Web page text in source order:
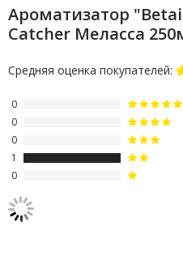
Ароматизатор
Catcher Меласса
Средняя оценка покупателей:
0
0
0
1
0